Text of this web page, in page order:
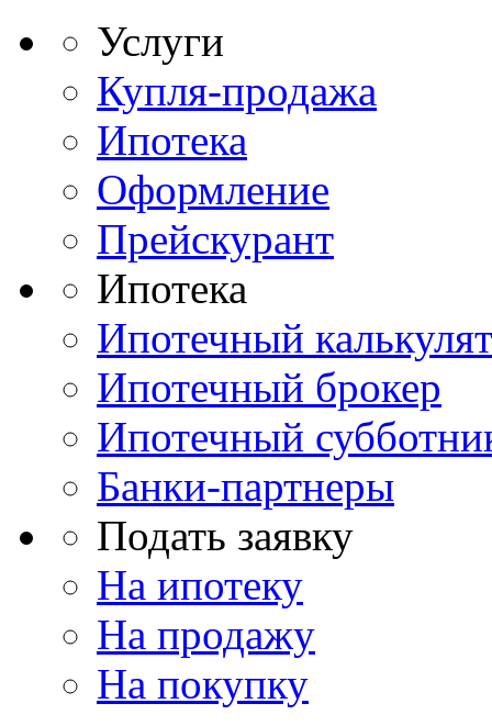
Услуги
Купля-продажа
Ипотека
Оформление
Прейскурант
Ипотека
Ипотечный
Ипотечный брокер
Ипотечный
Банки-партнеры
Подать заявку
На ипотеку
На продажу
На покупку